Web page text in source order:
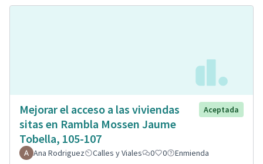
Mejorar el acceso a las viviendas
sitas en Rambla Mossen Jaume
Tobella, 105-107
Aceptada
Ana Rodriguez Calles y Viales 0 0 Enmienda